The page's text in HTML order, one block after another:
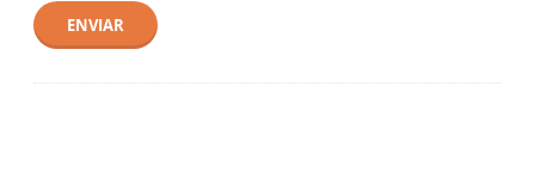
ENVIAR